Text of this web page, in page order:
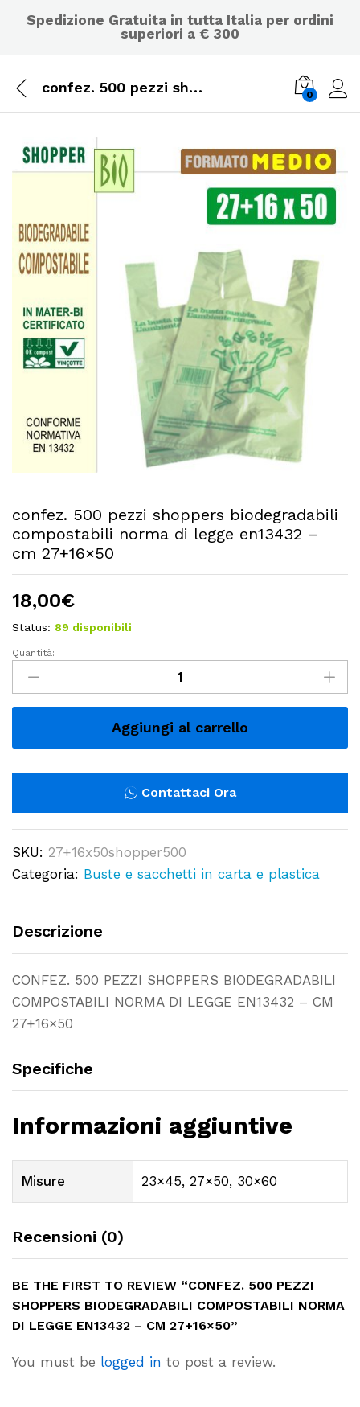
Spedizione Gratuita in tutta Italia per ordini
superiori a € 300
confez. 500 pezzi shoppers biodegradabili compostabili norma di legge en13432 – cm 27+16×50 0
confez. 500 pezzi shoppers biodegradabili
compostabili norma di legge en13432 –
cm 27+16×50
18,00€
Status: 89 disponibili
confez.
500
biodegradabili
di
legge
en13432
-
quantity
Quantità:
Aggiungi al carrello
Contattaci Ora
SKU: 27+16x50shopper500
Categoria: Buste e sacchetti in carta e plastica
Descrizione
CONFEZ. 500 PEZZI SHOPPERS BIODEGRADABILI
COMPOSTABILI NORMA DI LEGGE EN13432 – CM
27+16×50
Specifiche
Informazioni aggiuntive
Misure 23×45, 27×50, 30×60
Recensioni (0)
BE THE FIRST TO REVIEW “CONFEZ. 500 PEZZI
SHOPPERS BIODEGRADABILI COMPOSTABILI NORMA
DI LEGGE EN13432 – CM 27+16×50”
You must be logged in to post a review.